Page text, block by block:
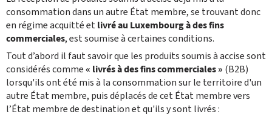
consommation dans un autre État membre, se trouvant donc
en régime acquitté etlivré au Luxembourg à des fins
commerciales, est soumise à certaines conditions.
Tout d’abord il faut savoir que les produits soumis à accise sont
considérés comme« livrés à des fins commerciales » (B2B)
‎lorsqu'ils ont été mis à la consommation sur le territoire d'un
autre État membre, puis déplacés de ‎cet État membre vers
l’État membre de destination et qu'ils y sont livrés :‎